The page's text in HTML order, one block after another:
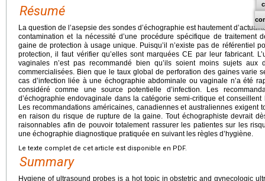
Résumé
La question de l’asepsie des sondes d’échographie est hautement
contamination et la nécessité d’une procédure spécifique de traitement
gaine de protection à usage unique. Puisqu’il n’existe pas de référentiel
protection, il faut vérifier qu’elles sont marquées CE par leur fabricant.
vaginales n’est pas recommandé bien qu’ils soient moins sujets aux
commercialisées. Bien que le taux global de perforation des gaines varie
cas d’infection liée à une échographie abdominale ou vaginale n’a été
considéré comme une source potentielle d’infection. Les
d’échographie endovaginale dans la catégorie semi-critique et
Les recommandations américaines, canadiennes et australiennes exigent
en raison du risque de rupture de la gaine. Tout échographiste devrait
raisonnables afin de pouvoir totalement rassurer les patientes sur les
une échographie diagnostique pratiquée en suivant les règles d’hygiène.
Le texte complet de cet article est disponible en PDF.
Summary
Hygiene of ultrasound probes is a hot topic in obstetric and gynecologic